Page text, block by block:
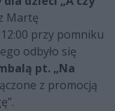
Martę
przy pomniku
odbyło się
pt. „Na
z promocją